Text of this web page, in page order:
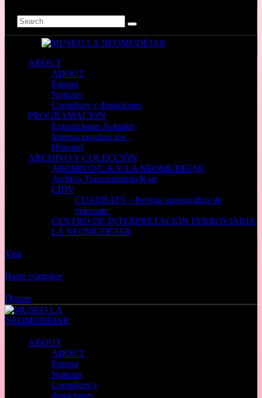
ABOUT
ABOUT
Equipo
Noticias
Complices y donaciones
PROGRAMACION
Exposiciones Actuales
Internacionalización_
Historial
ARCHIVO Y COLECCIÓN
ARCHIVO C.A.V LA NEOMUDEJAR
Archivo Transfeminista/Kuir
CIDV
CUADRATS – Revista monográfica de
videoarte
CENTRO DE INTERPRETACIÓN FERROVIARIA
LA NEOMUDEJAR
Visit
Hazte cómplice
Donate
ABOUT
ABOUT
Equipo
Noticias
Complices y
donaciones